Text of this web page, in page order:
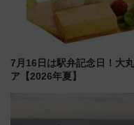
7月16日は駅弁記念日！大
ア【2026年夏】